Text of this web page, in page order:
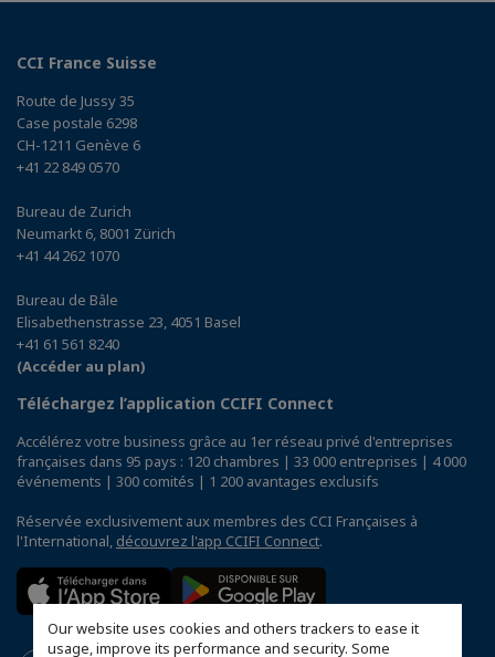
Our website uses cookies and others trackers to ease it
usage, improve its performance and security. Some
CCI France Suisse
Route de Jussy 35
Case postale 6298
CH-1211 Genève 6
+41 22 849 0570
Bureau de Zurich
Neumarkt 6, 8001 Zürich
+41 44 262 1070
Bureau de Bâle
Elisabethenstrasse 23, 4051 Basel
+41 61 561 8240
(Accéder au plan)
Téléchargez l’application CCIFI Connect
Accélérez votre business grâce au 1er réseau privé d'entreprises
françaises dans 95 pays : 120 chambres | 33 000 entreprises | 4 000
événements | 300 comités | 1 200 avantages exclusifs
Réservée exclusivement aux membres des CCI Françaises à
l'International, découvrez l'app CCIFI Connect.